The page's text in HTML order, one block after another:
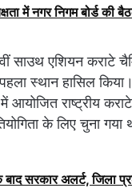
में नगर निगम बोर्ड
एशियन कराटे
स्थान हासिल
राष्ट्रीय
के लिए चुना गया
बाद सरकार अलर्ट, जिला